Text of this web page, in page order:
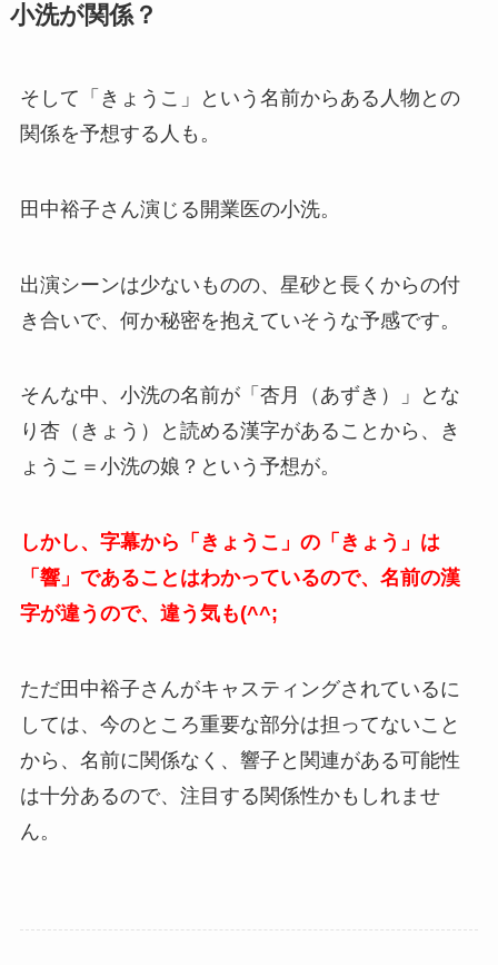
小洗が関係？
そして「きょうこ」という名前からある人物との
関係を予想する人も。
田中裕子さん演じる開業医の小洗。
出演シーンは少ないものの、星砂と長くからの付
き合いで、何か秘密を抱えていそうな予感です。
そんな中、小洗の名前が「杏月（あずき）」とな
り杏（きょう）と読める漢字があることから、き
ょうこ＝小洗の娘？という予想が。
しかし、字幕から「きょうこ」の「きょう」は
「響」であることはわかっているので、名前の漢
字が違うので、違う気も(^^;
ただ田中裕子さんがキャスティングされているに
しては、今のところ重要な部分は担ってないこと
から、名前に関係なく、響子と関連がある可能性
は十分あるので、注目する関係性かもしれませ
ん。